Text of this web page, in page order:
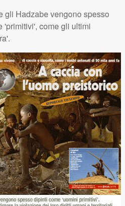
gli Hadzabe vengono spesso
'primitivi', come gli ultimi